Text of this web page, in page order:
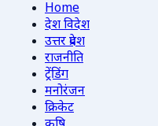
Home
देश विदेश
उत्तर प्रदेश
राजनीति
ट्रेंडिंग
मनोरंजन
क्रिकेट